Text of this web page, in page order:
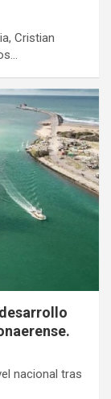
Cristian
nacional tras